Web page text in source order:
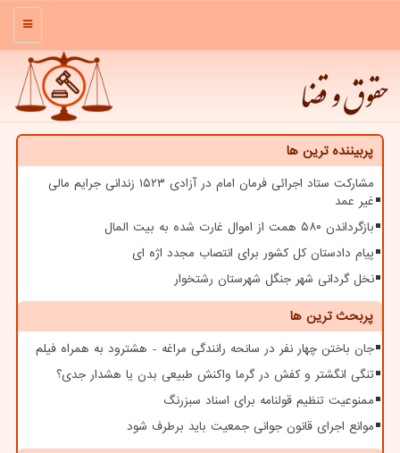
منو
حقوق و قضا
پربیننده ترین ها
مشارکت ستاد اجرائی فرمان امام در آزادی ۱۵۲۳ زندانی جرایم مالی
غیر عمد
بازگرداندن ۵۸۰ همت از اموال غارت شده به بیت المال
پیام دادستان کل کشور برای انتصاب مجدد اژه ای
نخل گردانی شهر جنگل شهرستان رشتخوار
پربحث ترین ها
جان باختن چهار نفر در سانحه رانندگی مراغه - هشترود به همراه فیلم
تنگی انگشتر و کفش در گرما واکنش طبیعی بدن یا هشدار جدی؟
ممنوعیت تنظیم قولنامه برای اسناد سبزرنگ
موانع اجرای قانون جوانی جمعیت باید برطرف شود